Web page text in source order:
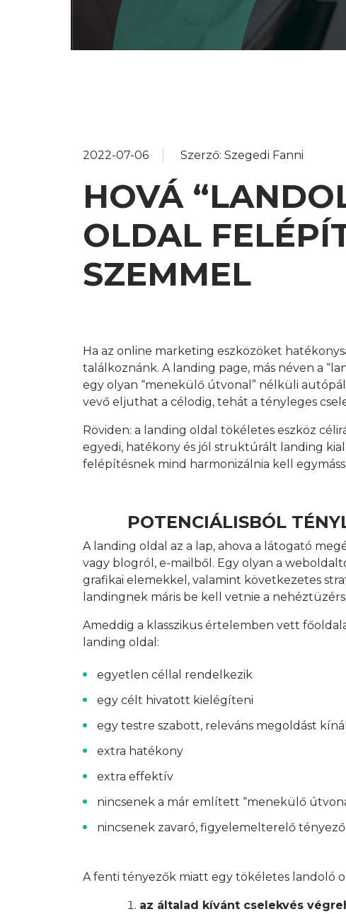
2022-07-06 Szerző: Szegedi Fanni
HOVÁ
OLDAL
SZEMMEL
Ha az online marketing eszközöket
találkoznánk. A landing page, más néven a
egy olyan “menekülő útvonal” nélküli
vevő eljuthat a célodig, tehát a tényleges
Röviden: a landing oldal tökéletes eszköz
egyedi, hatékony és jól struktúrált landing
felépítésnek mind harmonizálnia kell
POTENCIÁLISBÓL
A landing oldal az a lap, ahova a látogató
vagy blogról, e-mailből. Egy olyan a
grafikai elemekkel, valamint következetes
landingnek máris be kell vetnie a
Ameddig a klasszikus értelemben vett
landing oldal:
egyetlen céllal rendelkezik
egy célt hivatott kielégíteni
egy testre szabott, releváns megoldást
extra hatékony
extra effektív
nincsenek a már említett “menekülő
nincsenek zavaró, figyelemelterelő
A fenti tényezők miatt egy tökéletes landoló
az általad kívánt cselekvés